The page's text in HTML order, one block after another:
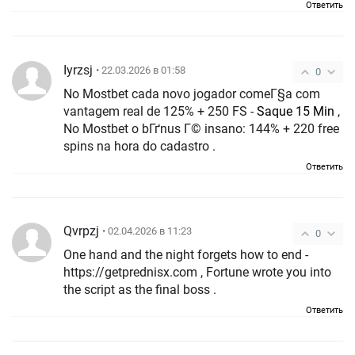
Ответить
0
Iyrzsj • 22.03.2026 в 01:58
No Mostbet cada novo jogador comeГ§a com
vantagem real de 125% + 250 FS -Saque 15 Min ,
No Mostbet o bГґnus Г© insano: 144% + 220 free
spins na hora do cadastro .
Ответить
0
Qvrpzj • 02.04.2026 в 11:23
One hand and the night forgets how to end -
https://getprednisx.com , Fortune wrote you into
the script as the final boss .
Ответить